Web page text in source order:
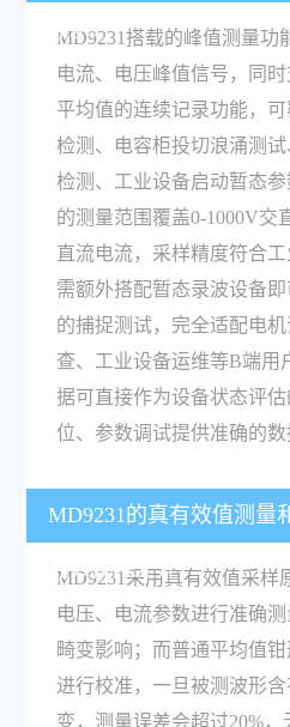
需求？
MD9231搭载的峰值测量功
电流、电压峰值信号，同时
平均值的连续记录功能，
检测、电容柜投切浪涌测
检测、工业设备启动暂态
的测量范围覆盖0-1000V交
直流电流，采样精度符合
需额外搭配暂态录波设备
的捕捉测试，完全适配电
查、工业设备运维等B端用
据可直接作为设备状态评
位、参数调试提供准确的数
MD9231的真有效值测量
什么技术差异？
MD9231采用真有效值采样
电压、电流参数进行准确
畸变影响；而普通平均值
进行校准，一旦被测波形
变，测量误差会超过20%